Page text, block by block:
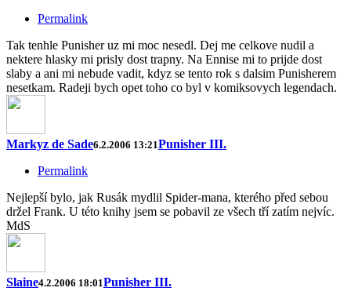
Permalink
Tak tenhle Punisher uz mi moc nesedl. Dej me celkove nudil a
nektere hlasky mi prisly dost trapny. Na Ennise mi to prijde dost
slaby a ani mi nebude vadit, kdyz se tento rok s dalsim Punisherem
nesetkam. Radeji bych opet toho co byl v komiksovych legendach.
Markyz de Sade6.2.2006 13:21Punisher III.
Permalink
Nejlepší bylo, jak Rusák mydlil Spider-mana, kterého před sebou
držel Frank. U této knihy jsem se pobavil ze všech tří zatím nejvíc.
MdS
Slaine4.2.2006 18:01Punisher III.